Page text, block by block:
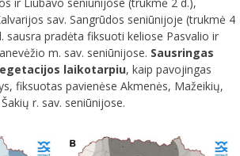
ir Liubavo seniūnijose (trukmė 2 d.),
sav. Sangrūdos seniūnijoje (trukmė 4
sausra pradėta fiksuoti keliose Pasvalio ir
m. sav. seniūnijose. Sausringas
laikotarpiu, kaip pavojingas
fiksuotas pavienėse Akmenės, Mažeikių,
r. sav. seniūnijose.